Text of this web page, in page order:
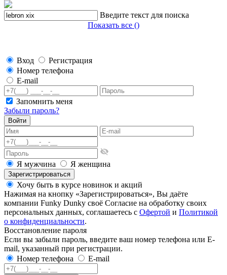
Введите текст для поиска
Показать все ()
Вход
Регистрация
Номер телефона
E-mail
Запомнить меня
Забыли пароль?
Войти
Я мужчина Я женщина
Зарегистрироваться
Хочу быть в курсе новинок и акций
Нажимая на кнопку «Зарегистрироваться», Вы даёте
компании Funky Dunky своё Согласие на обработку своих
персональных данных, соглашаетесь с Офертой и Политикой
о конфиденциальности.
Восстановление пароля
Если вы забыли пароль, введите ваш номер телефона или E-
mail, указанный при регистрации.
Номер телефона
E-mail